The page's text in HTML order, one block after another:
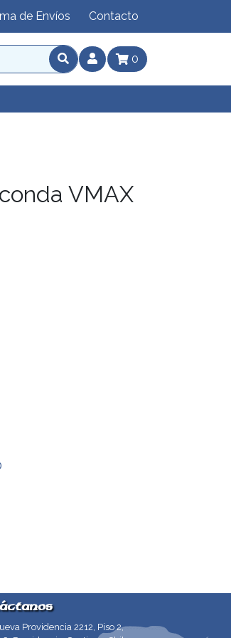
de Envíos Contacto
0
VMAX
Providencia 2212, Piso 2,